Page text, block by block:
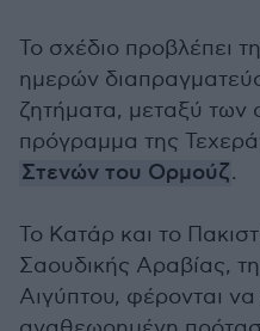
Το σχέδιο προβλέπει
ημερών
ζητήματα, μεταξύ των
πρόγραμμα της
Στενών του Ορμούζ.
Το Κατάρ και το
Σαουδικής Αραβίας,
Αιγύπτου, φέρονται